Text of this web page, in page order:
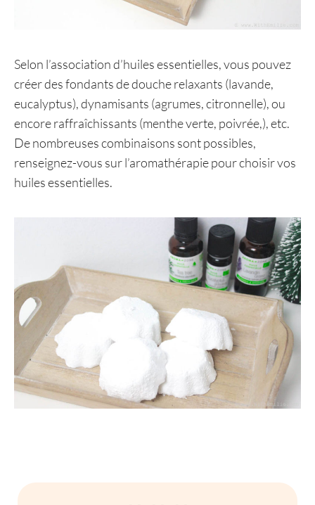
Selon l’association d’huiles essentielles, vous pouvez
créer des fondants de douche relaxants (lavande,
eucalyptus), dynamisants (agrumes, citronnelle), ou
encore raffraîchissants (menthe verte, poivrée,), etc.
De nombreuses combinaisons sont possibles,
renseignez-vous sur l’aromathérapie pour choisir vos
huiles essentielles.